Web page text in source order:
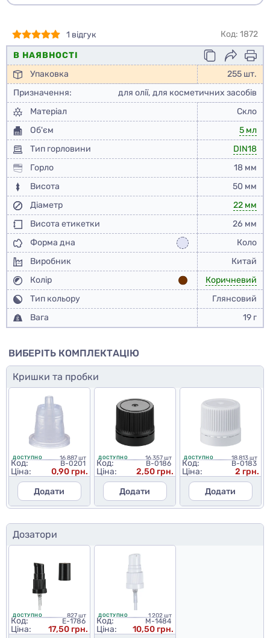
1 відгук Код: 1872
В НАЯВНОСТІ
Упаковка
255 шт.
Призначення:
для олії, для косметичних засобів
Матеріал
Скло
Об'єм
5 мл
Тип горловини
DIN18
Горло
18 мм
Висота
50 мм
Діаметр
22 мм
Висота етикетки
26 мм
Форма дна
Коло
Виробник
Китай
Колір
Коричневий
Тип кольору
Глянсовий
Вага
19 г
ВИБЕРІТЬ КОМПЛЕКТАЦІЮ
Кришки та пробки
ДОСТУПНО 16 887 шт
Код: B-0201
Ціна:
0,90 грн.
Додати
ДОСТУПНО 16 357 шт
Код: B-0186
Ціна:
2,50 грн.
Додати
ДОСТУПНО 18 813 шт
Код: B-0183
Ціна:
2 грн.
Додати
Дозатори
ДОСТУПНО 827 шт
Код: E-1786
Ціна:
17,50 грн.
ДОСТУПНО 1 202 шт
Код: M-1484
Ціна:
10,50 грн.